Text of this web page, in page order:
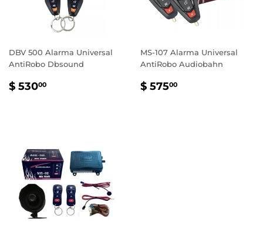
DBV 500 Alarma Universal
AntiRobo Dbsound
PRECIO
$ 53000
MS-107 Alarma Universal
AntiRobo Audiobahn
PRECIO
$ 57500